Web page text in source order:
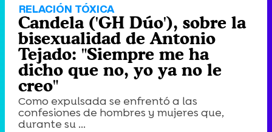
RELACIÓN TÓXICA
Candela ('GH Dúo'), sobre la
bisexualidad de Antonio
Tejado: "Siempre me ha
dicho que no, yo ya no le
creo"
Como expulsada se enfrentó a las
confesiones de hombres y mujeres que,
durante su ...